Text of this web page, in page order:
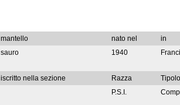
mantello nato nel
in
sauro 1940
iscritto nella sezione Razza
P.S.I.